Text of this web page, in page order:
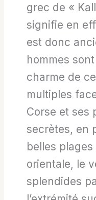
grec de «
signifie en
est donc
hommes
charme de
multiples
Corse et ses
secrètes, en
belles plages
orientale, le
splendides